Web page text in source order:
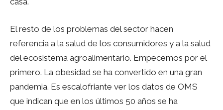
El resto de los problemas del sector hacen
referencia a la salud de los consumidores y a la salud
del ecosistema agroalimentario. Empecemos por el
primero. La obesidad se ha convertido en una gran
pandemia. Es escalofriante ver los datos de OMS
que indican que en los últimos 50 años se ha